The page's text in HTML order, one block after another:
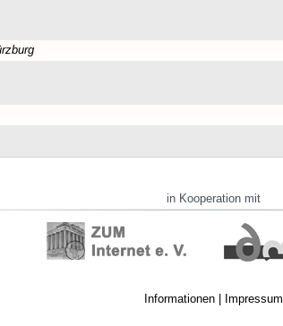
in Kooperation mit
Informationen| Impressum